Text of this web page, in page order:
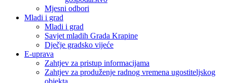
Mjesni odbori
Mladi i grad
Mladi i grad
Savjet mladih Grada Krapine
Dječje gradsko vijeće
E-uprava
Zahtjev za pristup informacijama
Zahtjev za produženje radnog vremena ugostiteljskog
objekta